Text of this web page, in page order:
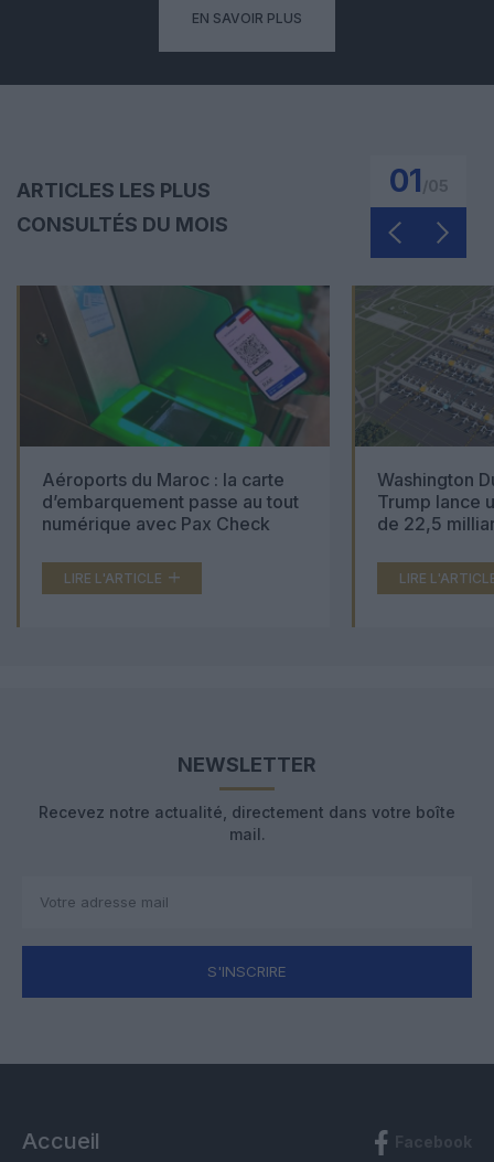
EN SAVOIR PLUS
ARTICLES LES PLUS
CONSULTÉS DU MOIS
01
Aéroports du Maroc : la carte
d’embarquement passe au tout
numérique avec Pax Check
LIRE L'ARTICLE
Washington
Trump lance
de 22,5
LIRE
NEWSLETTER
Recevez notre actualité, directement dans votre boîte
mail.
S'INSCRIRE
Accueil